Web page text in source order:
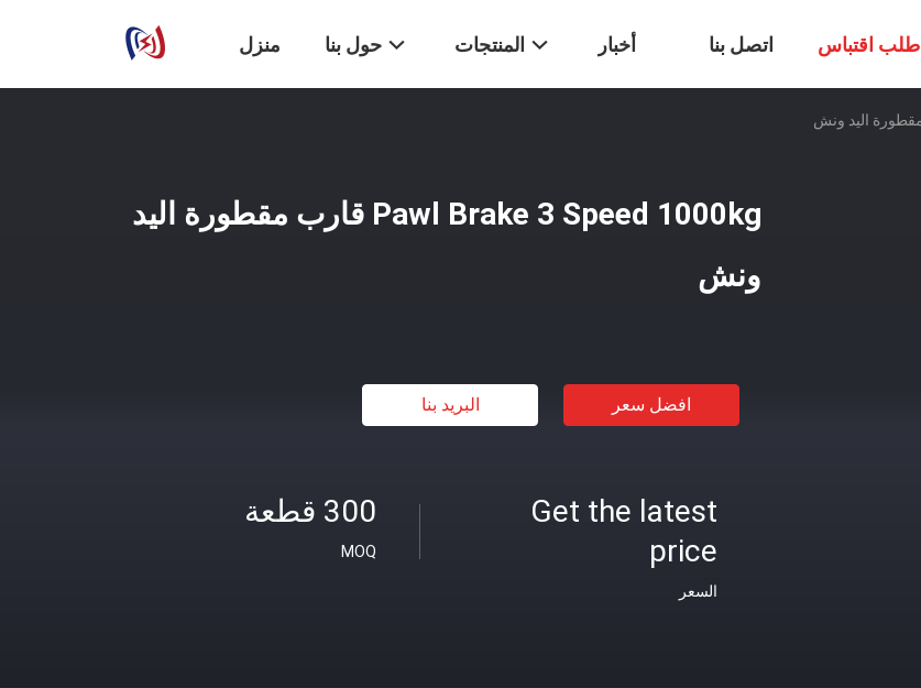
منزل حول بنا المنتجات أخبار اتصل بنا طلب اقتباس
Pawl Brake 3 Speed ​​1000kg قارب مقطورة اليد
ونش
افضل سعر البريد بنا
300 قطعة
MOQ
Get the latest
price
السعر